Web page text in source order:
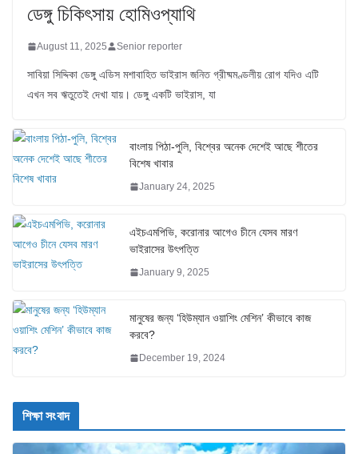
ডেঙ্গু চিকিৎসায় হোমিওপ্যাথি
August 11, 2025 Senior reporter
সাবিয়া সিদ্দিকা ডেঙ্গু এডিস মশাবাহিত ভাইরাস জনিত গ্রীষ্মমণ্ডলীয় রোগ যদিও এটি
এখন সব ঋতুতেই দেখা যায়। ডেঙ্গু একটি ভাইরাস, যা
বাংলায় পিঠা-পুলি, বিশ্বের অনেক দেশেই আছে শীতের
বিশেষ খাবার
January 24, 2025
এইচএমপিভি, করোনার আগেও চীনে যেসব মারণ
ভাইরাসের উৎপত্তি
January 9, 2025
মানুষের জন্য ‘হিউম্যান ওয়াশিং মেশিন’ কীভাবে কাজ
করবে?
December 19, 2024
শিক্ষা সংবাদ